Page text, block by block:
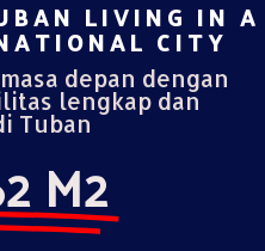
LIVING IN A
CITY​
depan dengan
lengkap dan
Tuban
M2